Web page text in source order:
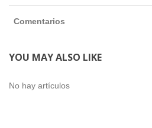
Comentarios
YOU MAY ALSO LIKE
No hay artículos